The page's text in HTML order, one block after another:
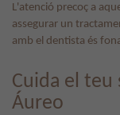
L'atenció precoç a
assegurar un
amb el dentista és
Cuida el teu
Áureo